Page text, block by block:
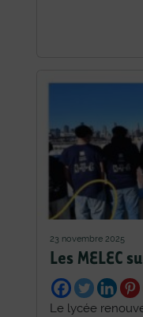
23 novembre 2025
Les MELEC
Le lycée